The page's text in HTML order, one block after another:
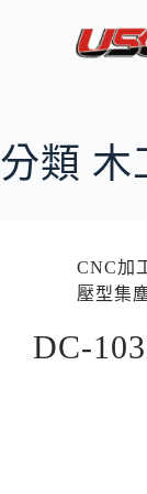
分類 木
CNC加
壓型集
DC-